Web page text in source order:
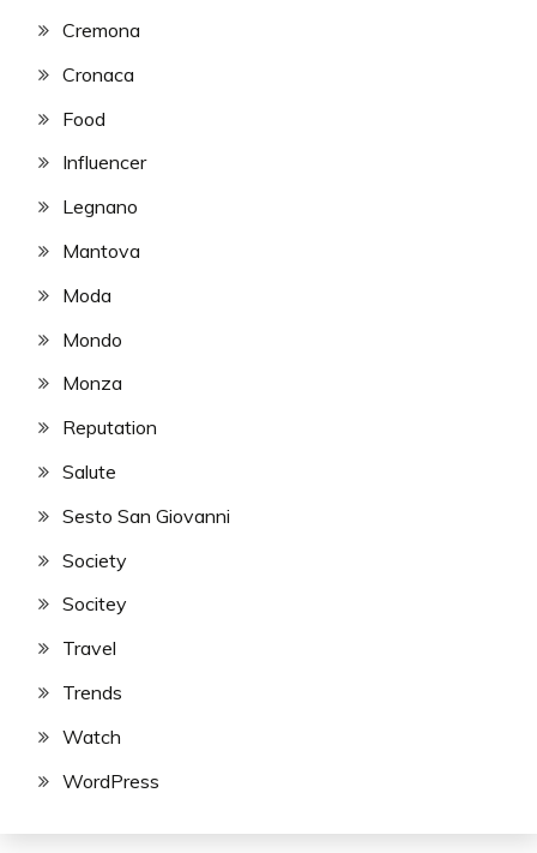
Cremona
Cronaca
Food
Influencer
Legnano
Mantova
Moda
Mondo
Monza
Reputation
Salute
Sesto San Giovanni
Society
Socitey
Travel
Trends
Watch
WordPress